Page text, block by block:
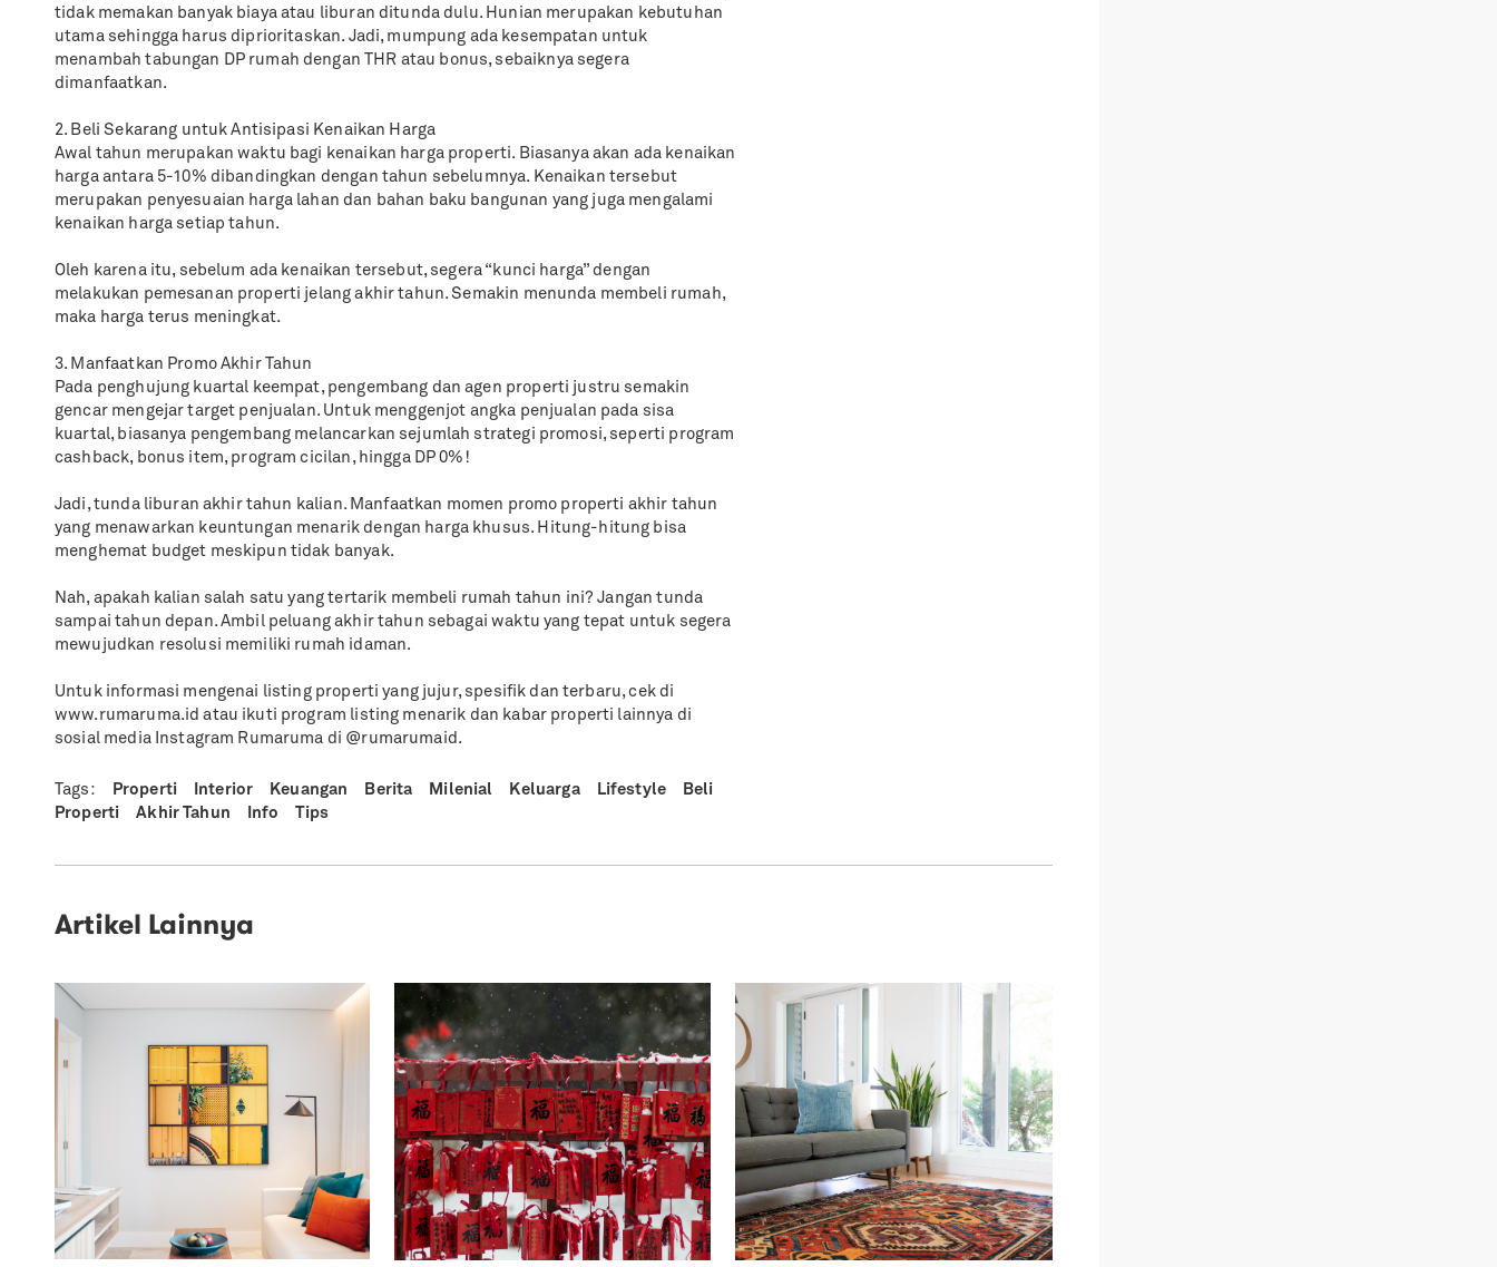
tidak memakan banyak biaya atau liburan ditunda dulu. Hunian merupakan kebutuhan
utama sehingga harus diprioritaskan. Jadi, mumpung ada kesempatan untuk
menambah tabungan DP rumah dengan THR atau bonus, sebaiknya segera
dimanfaatkan.
2. Beli Sekarang untuk Antisipasi Kenaikan Harga
Awal tahun merupakan waktu bagi kenaikan harga properti. Biasanya akan ada kenaikan
harga antara 5-10% dibandingkan dengan tahun sebelumnya. Kenaikan tersebut
merupakan penyesuaian harga lahan dan bahan baku bangunan yang juga mengalami
kenaikan harga setiap tahun.
Oleh karena itu, sebelum ada kenaikan tersebut, segera “kunci harga” dengan
melakukan pemesanan properti jelang akhir tahun. Semakin menunda membeli rumah,
maka harga terus meningkat.
3. Manfaatkan Promo Akhir Tahun
Pada penghujung kuartal keempat, pengembang dan agen properti justru semakin
gencar mengejar target penjualan. Untuk menggenjot angka penjualan pada sisa
kuartal, biasanya pengembang melancarkan sejumlah strategi promosi, seperti program
cashback, bonus item, program cicilan, hingga DP 0%!
Jadi, tunda liburan akhir tahun kalian. Manfaatkan momen promo properti akhir tahun
yang menawarkan keuntungan menarik dengan harga khusus. Hitung-hitung bisa
menghemat budget meskipun tidak banyak.
Nah, apakah kalian salah satu yang tertarik membeli rumah tahun ini? Jangan tunda
sampai tahun depan. Ambil peluang akhir tahun sebagai waktu yang tepat untuk segera
mewujudkan resolusi memiliki rumah idaman.
Untuk informasi mengenai listing properti yang jujur, spesifik dan terbaru, cek di
www.rumaruma.id atau ikuti program listing menarik dan kabar properti lainnya di
sosial media Instagram Rumaruma di @rumarumaid.
Tags: Properti Interior Keuangan Berita Milenial Keluarga Lifestyle
Beli
Properti
Akhir Tahun Info Tips
Artikel Lainnya